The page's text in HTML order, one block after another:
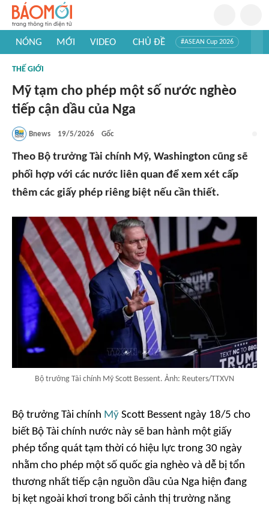
NÓNG MỚI VIDEO CHỦ ĐỀ #ASEAN Cup 2026
#Khám phá thế giới
THẾ GIỚI
Mỹ tạm cho phép một số nước nghèo
tiếp cận dầu của Nga
Bnews 19/5/2026 Gốc
Theo Bộ trưởng Tài chính Mỹ, Washington cũng sẽ
phối hợp với các nước liên quan để xem xét cấp
thêm các giấy phép riêng biệt nếu cần thiết.
Bộ trưởng Tài chính Mỹ Scott Bessent. Ảnh: Reuters/TTXVN
Bộ trưởng Tài chính Mỹ Scott Bessent ngày 18/5 cho
biết Bộ Tài chính nước này sẽ ban hành một giấy
phép tổng quát tạm thời có hiệu lực trong 30 ngày
nhằm cho phép một số quốc gia nghèo và dễ bị tổn
thương nhất tiếp cận nguồn dầu của Nga hiện đang
bị kẹt ngoài khơi trong bối cảnh thị trường năng